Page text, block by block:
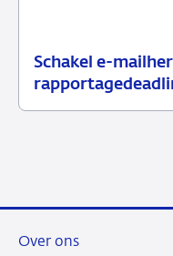
Schakel e-
21
Nieuwsbericht
Over ons